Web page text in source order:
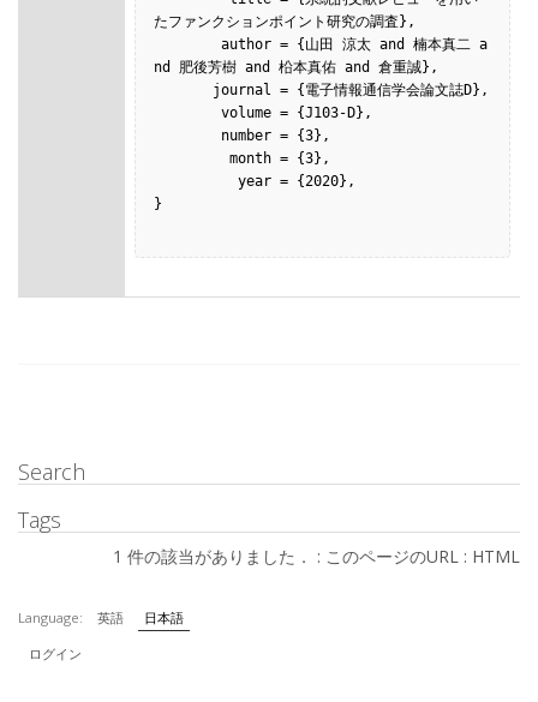
たファンクションポイント研究の調査},
nd 肥後芳樹 and 柗本真佑 and 倉重誠},
}
Search
Tags
1 件の該当がありました． : このページのURL : HTML
Language: 英語
日本語
ログイン